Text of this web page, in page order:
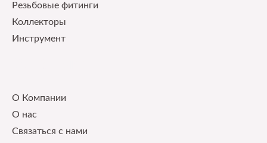
Pезьбовые фитинги
Коллекторы
Инструмент
О Компании
О нас
Связаться с нами